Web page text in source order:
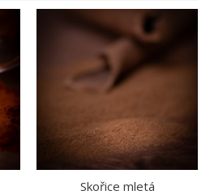
Skořice mletá